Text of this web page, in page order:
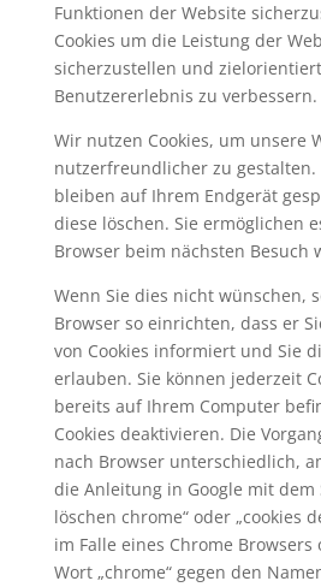
Funktionen der Website
Cookies um die Leistung der
sicherzustellen und
Benutzererlebnis zu verbessern.
Wir nutzen Cookies, um unsere
nutzerfreundlicher zu gestalten.
bleiben auf Ihrem Endgerät
diese löschen. Sie ermöglichen
Browser beim nächsten Besuch
Wenn Sie dies nicht wünschen,
Browser so einrichten, dass er
von Cookies informiert und Sie
erlauben. Sie können jederzeit
bereits auf Ihrem Computer
Cookies deaktivieren. Die
nach Browser unterschiedlich,
die Anleitung in Google mit dem
löschen chrome“ oder „cookies
im Falle eines Chrome
Wort „chrome“ gegen den